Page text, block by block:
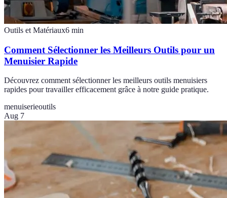
Outils et Matériaux6 min
Comment Sélectionner les Meilleurs Outils pour un
Menuisier Rapide
Découvrez comment sélectionner les meilleurs outils menuisiers
rapides pour travailler efficacement grâce à notre guide pratique.
menuiserieoutils
Aug 7